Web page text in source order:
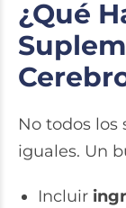
¿Qué
No todos
iguales. Un
Incluir